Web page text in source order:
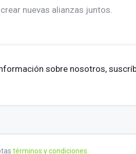
nuevas alianzas juntos.
sobre nosotros,
términos y condiciones